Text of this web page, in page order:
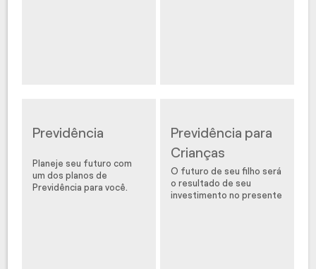
Previdência
Planeje seu futuro com
um dos planos de
Previdência para você.
Previdência para
Crianças
O futuro de seu filho será
o resultado de seu
investimento no presente